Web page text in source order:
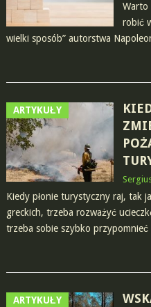
Warto
robić
wielki sposób” autorstwa
ARTYKUŁY
Kiedy płonie turystyczny raj, tak
greckich, trzeba rozważyć
trzeba sobie szybko
ARTYKUŁY